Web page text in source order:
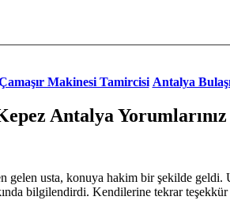
Makinesi Tamircisi Antalya
Antalya Yorumlarınız
usta, konuya hakim bir şekilde geldi.
bilgilendirdi. Kendilerine tekrar